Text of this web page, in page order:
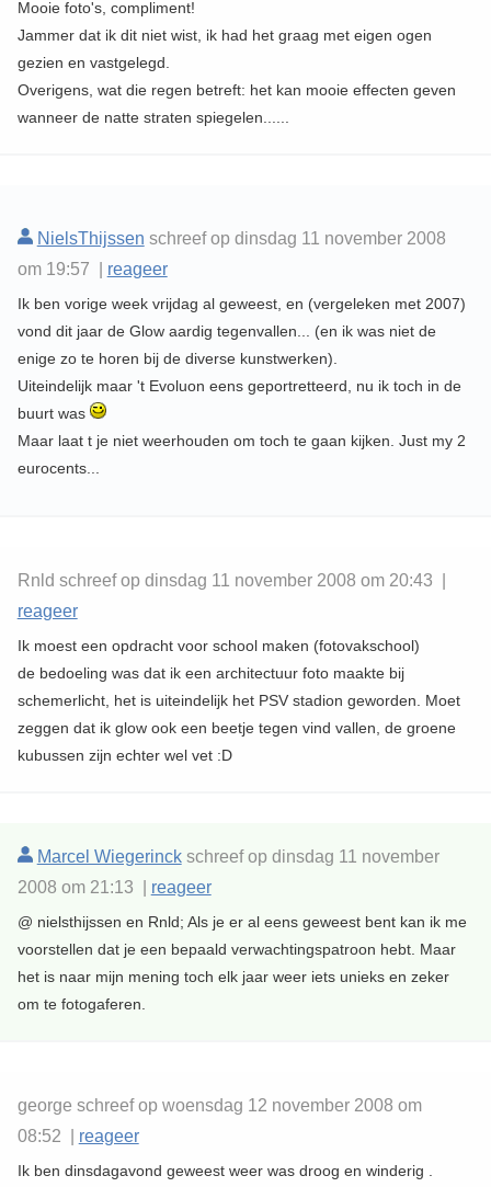
Mooie foto's, compliment!
Jammer dat ik dit niet wist, ik had het graag met eigen ogen
gezien en vastgelegd.
Overigens, wat die regen betreft: het kan mooie effecten geven
wanneer de natte straten spiegelen......
NielsThijssen schreef op dinsdag 11 november 2008
om 19:57 | reageer
Ik ben vorige week vrijdag al geweest, en (vergeleken met 2007)
vond dit jaar de Glow aardig tegenvallen... (en ik was niet de
enige zo te horen bij de diverse kunstwerken).
Uiteindelijk maar 't Evoluon eens geportretteerd, nu ik toch in de
buurt was
Maar laat t je niet weerhouden om toch te gaan kijken. Just my 2
eurocents...
Rnld schreef op dinsdag 11 november 2008 om 20:43 |
reageer
Ik moest een opdracht voor school maken (fotovakschool)
de bedoeling was dat ik een architectuur foto maakte bij
schemerlicht, het is uiteindelijk het PSV stadion geworden. Moet
zeggen dat ik glow ook een beetje tegen vind vallen, de groene
kubussen zijn echter wel vet :D
Marcel Wiegerinckschreef op dinsdag 11 november
2008 om 21:13 | reageer
@ nielsthijssen en Rnld; Als je er al eens geweest bent kan ik me
voorstellen dat je een bepaald verwachtingspatroon hebt. Maar
het is naar mijn mening toch elk jaar weer iets unieks en zeker
om te fotogaferen.
george schreef op woensdag 12 november 2008 om
08:52 | reageer
Ik ben dinsdagavond geweest weer was droog en winderig .